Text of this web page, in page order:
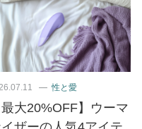
性と愛
最大20%OFF】ウーマ